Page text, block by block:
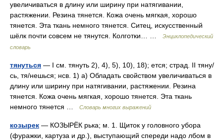
увеличиваться в длину или ширину при натягивании,
растяжении. Резина тянется. Кожа очень мягкая, хорошо
тянется. Эта ткань немного тянется. Ситец, искусственный
шёлк почти совсем не тянутся. Колготки… …
Энциклопедический
словарь
тянуться — I см. тянуть 2), 4), 5), 10), 18); ется; страд. II тяну/
сь, тя/нешься; нсв. 1) а) Обладать свойством увеличиваться в
длину или ширину при натягивании, растяжении. Резина
тянется. Кожа очень мягкая, хорошо тянется. Эта ткань
немного тянется …
Словарь многих выражений
козырек — КОЗЫРЁК рька; м. 1. Щиток у головного убора
(фуражки, картуза и др.), выступающий спереди надо лбом в